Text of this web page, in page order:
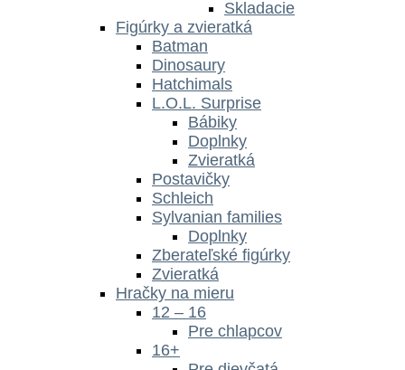
Skladacie
Figúrky a zvieratká
Batman
Dinosaury
Hatchimals
L.O.L. Surprise
Bábiky
Doplnky
Zvieratká
Postavičky
Schleich
Sylvanian families
Doplnky
Zberateľské figúrky
Zvieratká
Hračky na mieru
12 – 16
Pre chlapcov
16+